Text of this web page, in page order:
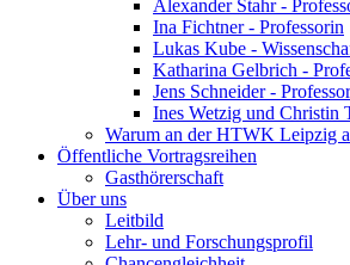
Alexander Stahr -
Ina Fichtner - Professorin
Lukas Kube -
Katharina Gelbrich -
Jens Schneider - Professor
Ines Wetzig und Christin
Warum an der HTWK Leipzig
Öffentliche Vortragsreihen
Gasthörerschaft
Über uns
Leitbild
Lehr- und Forschungsprofil